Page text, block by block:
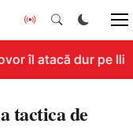
îl atacă dur pe
tactica de